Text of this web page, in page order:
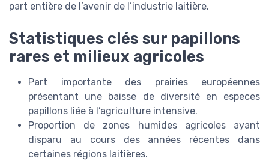
part entière de l’avenir de l’industrie laitière.
Statistiques clés sur papillons
rares et milieux agricoles
Part importante des prairies européennes
présentant une baisse de diversité en especes
papillons liée à l’agriculture intensive.
Proportion de zones humides agricoles ayant
disparu au cours des années récentes dans
certaines régions laitières.